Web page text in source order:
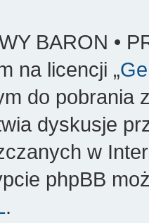
BARON •
na licencji „
do pobrania
dyskusje
w
phpBB
.